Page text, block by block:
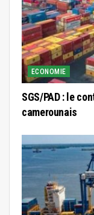
ECONOMIE
SGS/PAD : le
camerounais